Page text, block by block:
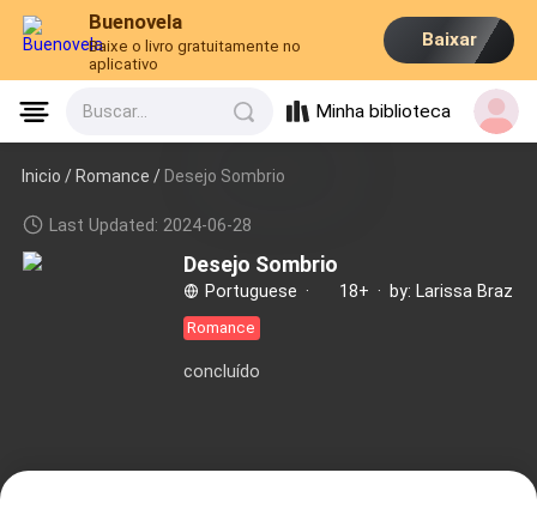
Buenovela
Baixe o livro gratuitamente no
aplicativo
Baixar
Buscar... Minha biblioteca
Inicio /Romance / Desejo Sombrio
Last Updated: 2024-06-28
Desejo Sombrio
Portuguese · 18+ · by: Larissa Braz
Romance
concluído